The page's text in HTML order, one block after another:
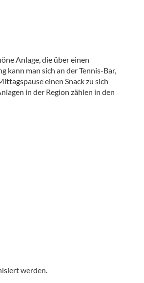
Anlage, die über einen
man sich an der Tennis-Bar,
einen Snack zu sich
in der Region zählen in den
werden.